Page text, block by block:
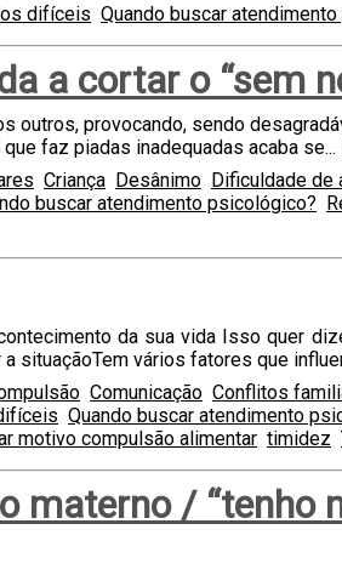
difíceis Quando buscar
a cortar o “sem
outros, provocando, sendo
faz piadas inadequadas acaba se...
Criança Desânimo Dificuldade de
buscar atendimento psicológico?
da sua vida Isso quer
situaçãoTem vários fatores que
Comunicação Conflitos
Quando buscar atendimento
motivo compulsão alimentar timidez
materno / “tenho